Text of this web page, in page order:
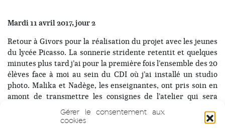
Gérer le consentement aux
cookies
Mardi 11 avril 2017, jour 2
Retour à Givors pour la réalisation du projet avec les jeunes
du lycée Picasso. La sonnerie stridente retentit et quelques
minutes plus tard j’ai pour la première fois l’ensemble des 20
élèves face à moi au sein du CDI où j’ai installé un studio
photo. Malika et Nadège, les enseignantes, ont pris soin en
amont de transmettre les consignes de l’atelier qui sera
réalisé dans les jours à venir et de collecter les idées reçues à
la moitié de la classe que je n’ai pas pu rencontrer.